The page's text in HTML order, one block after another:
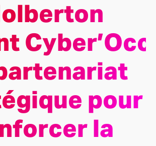
Cyber’Occ
pour
la